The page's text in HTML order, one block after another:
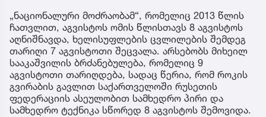
„ნაციონალური მოძრაობამ“, რომელიც 2013 წლის
ჩათვლით, აგვისტოს ომის წლისთავს 8 აგვისტოს
აღნიშნავდა, ხელისუფლების ცვლილების შემდეგ
თარიღი 7 აგვისტოთი შეცვალა. არსებობს მიხეილ
სააკაშვილის ბრძანებულება, რომელიც 9
აგვისტოთი თარიღდება, სადაც წერია, რომ როკის
გვირაბის გავლით საქართველოში რუსეთის
ფედერაციის ასეულობით სამხედრო პირი და
სამხედრო ტექნიკა სწორედ 8 აგვისტოს შემოვიდა.